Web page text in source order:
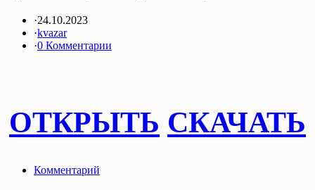
·24.10.2023
·kvazar
·0 Комментарии
ОТКРЫТЬ СКАЧАТЬ
Комментарий